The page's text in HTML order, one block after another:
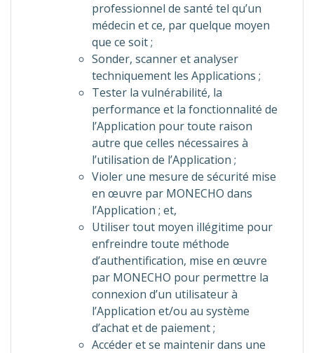
professionnel de santé tel qu’un
médecin et ce, par quelque moyen
que ce soit ;
Sonder, scanner et analyser
techniquement les Applications ;
Tester la vulnérabilité, la
performance et la fonctionnalité de
l’Application pour toute raison
autre que celles nécessaires à
l’utilisation de l’Application ;
Violer une mesure de sécurité mise
en œuvre par MONECHO dans
l’Application ; et,
Utiliser tout moyen illégitime pour
enfreindre toute méthode
d’authentification, mise en œuvre
par MONECHO pour permettre la
connexion d’un utilisateur à
l’Application et/ou au système
d’achat et de paiement ;
Accéder et se maintenir dans une